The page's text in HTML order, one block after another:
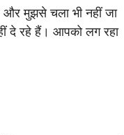
और मुझसे चला भी नहीं जा
दे रहे हैं। आपको लग रहा